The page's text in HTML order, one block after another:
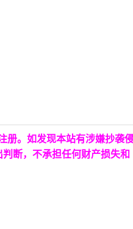
册。如发现本站有涉嫌抄袭
断，不承担任何财产损失和